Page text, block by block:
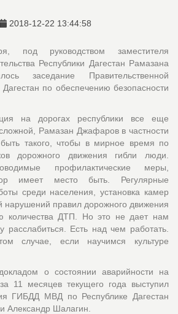
2018-12-22 13:44:58
под руководством заместителя
Республики Дагестан Рамазана
заседание Правительственной
по обеспечению безопасности
на дорогах республики все еще
Рамазан Джафаров в частности
такого, чтобы в мирное время по
дорожного движения гибли люди.
профилактические меры,
имеет место быть. Регулярные
среди населения, установка камер
правил дорожного движения
количества ДТП. Но это не дает нам
расслабиться. Есть над чем работать.
случае, если научимся культуре
о состоянии аварийности на
11 месяцев текущего года выступил
ГИБДД МВД по Республике Дагестан
Александр Шалагин.